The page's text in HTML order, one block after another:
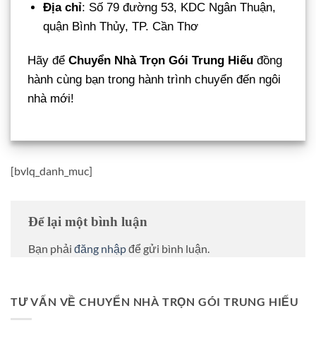
Địa chỉ: Số 79 đường 53, KDC Ngân Thuận,
quận Bình Thủy, TP. Cần Thơ
Hãy để Chuyển Nhà Trọn Gói Trung Hiếu đồng
hành cùng bạn trong hành trình chuyển đến ngôi
nhà mới!
[bvlq_danh_muc]
Để lại một bình luận
Bạn phải đăng nhậpđể gửi bình luận.
TƯ VẤN VỀ CHUYỂN NHÀ TRỌN GÓI TRUNG HIẾU